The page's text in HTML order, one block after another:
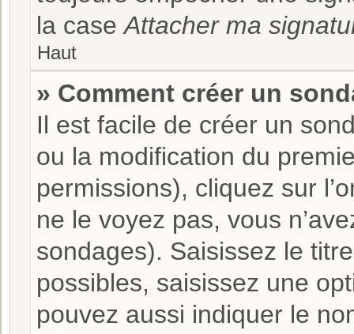
la caseAttacher ma
Haut
» Comment créer un
Il est facile de créer un
ou la modification du
permissions), cliquez sur
ne le voyez pas, vous
sondages). Saisissez le
possibles, saisissez une
pouvez aussi indiquer le